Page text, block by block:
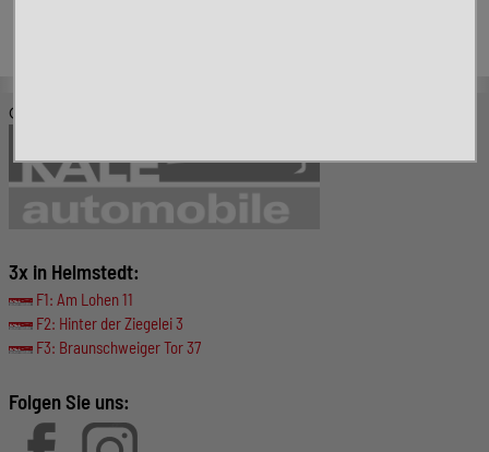
© KALE-Automobile GmbH
3x in Helmstedt:
F1: Am Lohen 11
F2: Hinter der Ziegelei 3
F3: Braunschweiger Tor 37
Folgen Sie uns: